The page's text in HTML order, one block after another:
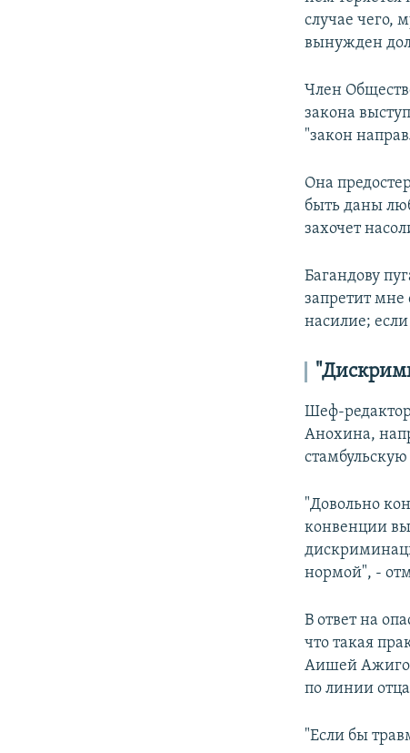
случае чего,
вынужден
Член
закона
"закон
Она
быть даны
захочет
Багандову
запретит мне
насилие;
Шеф-
Анохина,
"Довольно
конвенции
нормой", -
В ответ на
что такая
Аишей
по линии
"Если бы